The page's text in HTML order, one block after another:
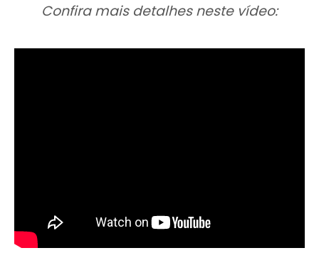
Confira mais detalhes neste vídeo: